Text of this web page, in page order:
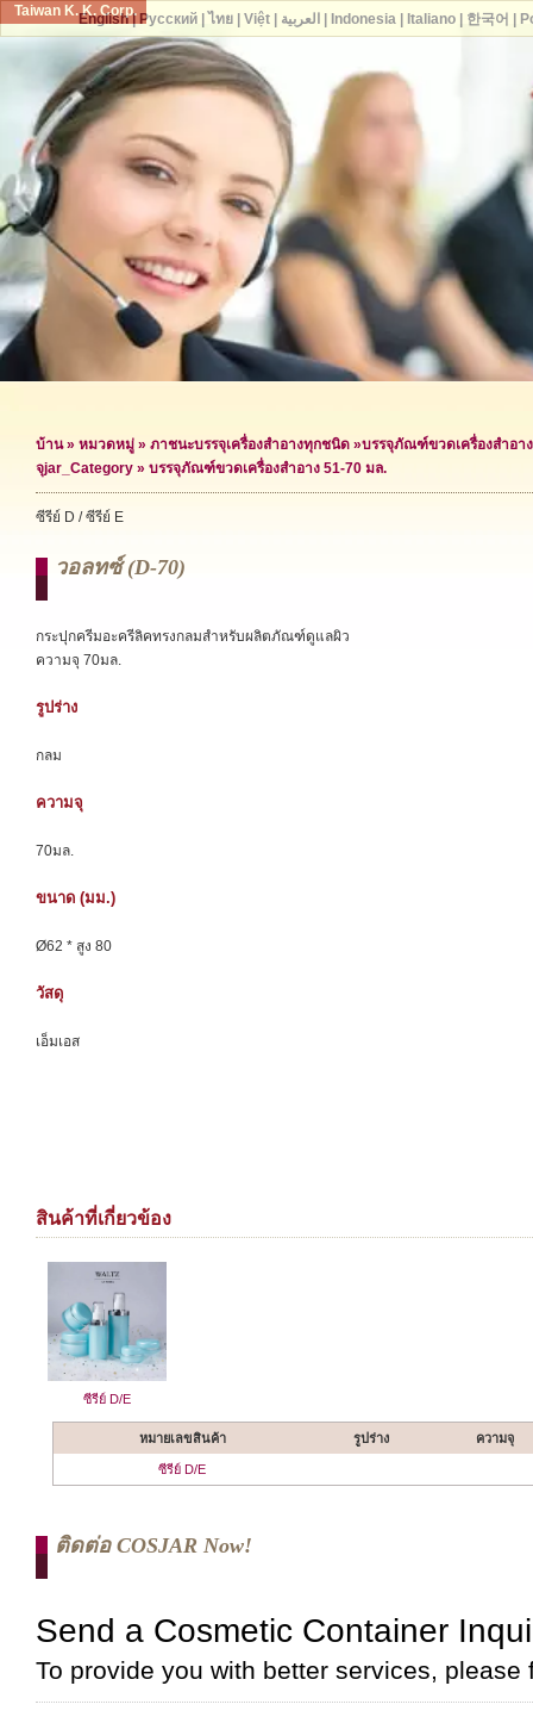
Taiwan K. K. Corp.
บ้าน» หมวดหมู่ » ภาชนะบรรจุเครื่องสำอางทุกชนิด »บรรจุภัณฑ์ขวดเครื่องสำอาง
จุjar_Category » บรรจุภัณฑ์ขวดเครื่องสำอาง 51-70 มล.
ซีรีย์ D / ซีรีย์ E
วอลทซ์ (d-70)
กระปุกครีมอะครีลิคทรงกลมสำหรับผลิตภัณฑ์ดูแลผิว
ความจุ 70มล.
รูปร่าง
กลม
ความจุ
70มล.
ขนาด (มม.)
Ø62 * สูง 80
วัสดุ
เอ็มเอส
สินค้าที่เกี่ยวข้อง
ซีรีย์ D/E
หมายเลขสินค้า รูปร่าง ความจุ
ซีรีย์ D/E
ติดต่อ COSJAR Now!
English| Русский| ไทย| Việt| العربية Indonesia| Italiano| 한국어